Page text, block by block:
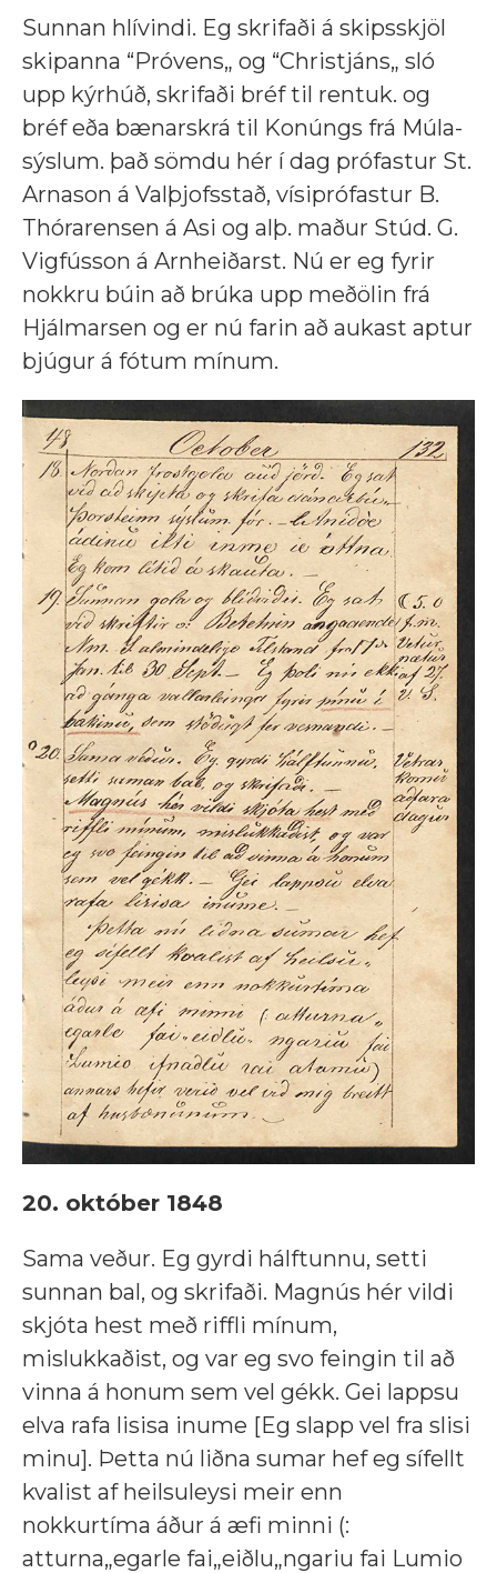
Sunnan hlívindi. Eg skrifaði á skipsskjöl
skipanna “Próvens„ og “Christjáns„ sló
upp kýrhúð, skrifaði bréf til rentuk. og
bréf eða bænarskrá til Konúngs frá Múla-
sýslum. það sömdu hér í dag prófastur St.
Arnason á Valþjofsstað, vísiprófastur B.
Thórarensen á Asi og alþ. maður Stúd. G.
Vigfússon á Arnheiðarst. Nú er eg fyrir
nokkru búin að brúka upp meðölin frá
Hjálmarsen og er nú farin að aukast aptur
bjúgur á fótum mínum.
20. október 1848
Sama veður. Eg gyrdi hálftunnu, setti
sunnan bal, og skrifaði. Magnús hér vildi
skjóta hest með riffli mínum,
mislukkaðist, og var eg svo feingin til að
vinna á honum sem vel gékk. Gei lappsu
elva rafa lisisa inume [Eg slapp vel fra slisi
minu]. Þetta nú liðna sumar hef eg sífellt
kvalist af heilsuleysi meir enn
nokkurtíma áður á æfi minni (:
atturna„egarle fai„eiðlu„ngariu fai Lumio